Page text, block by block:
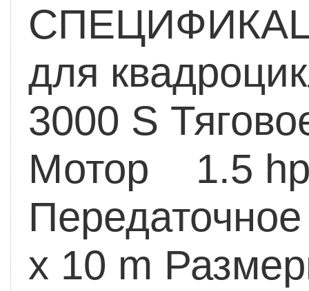
для
3000 S
Мотор 1.5
x 10 m